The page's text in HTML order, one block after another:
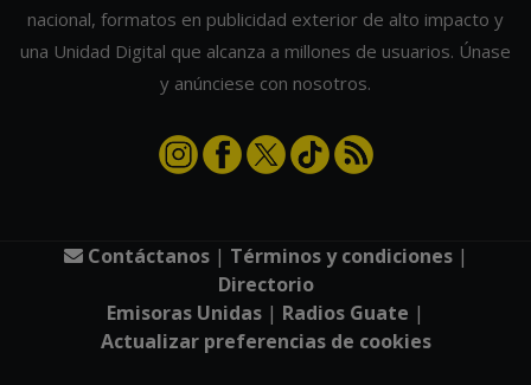
nacional, formatos en publicidad exterior de alto impacto y
una Unidad Digital que alcanza a millones de usuarios. Únase
y anúnciese con nosotros.
Contáctanos| Términos y condiciones|
Directorio
Emisoras Unidas | Radios Guate |
Actualizar preferencias de cookies